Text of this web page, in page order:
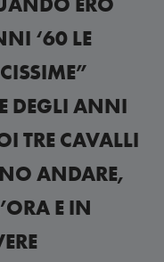
‘60 LE
DEGLI ANNI
TRE CAVALLI
ANDARE,
E IN